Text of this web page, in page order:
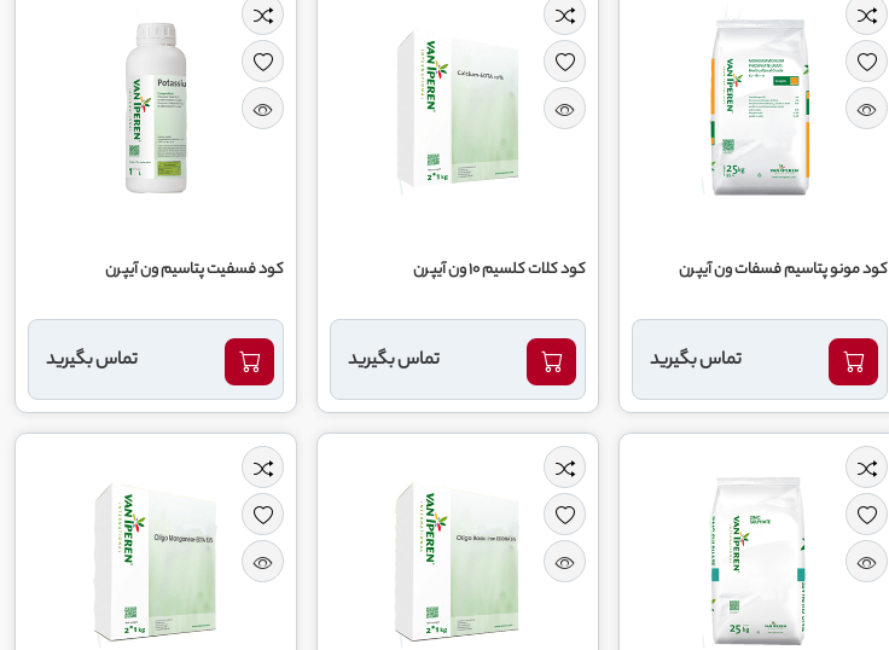
کود مونو پتاسیم فسفات ون آیپرن
تماس بگیرید
کود کلات کلسیم 10 ون آیپرن
تماس بگیرید
کود فسفیت پتاسیم ون آیپرن
تماس بگیرید